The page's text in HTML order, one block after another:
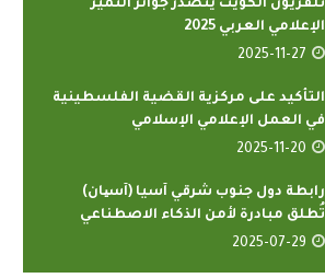
تلفزيون الكويت يتصدر جوائز التميز
الإعلامي العربي 2025
2025-11-27
التأكيد على مركزية القضية الفلسطينية
في العمل الإعلامي الإسلامي
2025-11-20
رابطة دول جنوب شرقي آسيا (آسیان)
تُطلق مبادرة لأمن الذكاء الاصطناعي
2025-07-29